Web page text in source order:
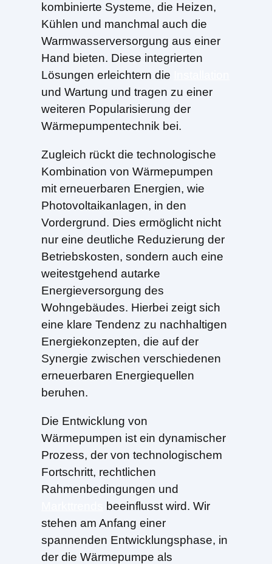
kombinierte Systeme, die Heizen,
Kühlen und manchmal auch die
Warmwasserversorgung aus einer
Hand bieten. Diese integrierten
Lösungen erleichtern die
und Wartung und tragen zu einer
weiteren Popularisierung der
Wärmepumpentechnik bei.
Zugleich rückt die technologische
Kombination von Wärmepumpen
mit erneuerbaren Energien, wie
Photovoltaikanlagen, in den
Vordergrund. Dies ermöglicht nicht
nur eine deutliche Reduzierung der
Betriebskosten, sondern auch eine
weitestgehend autarke
Energieversorgung des
Wohngebäudes. Hierbei zeigt sich
eine klare Tendenz zu nachhaltigen
Energiekonzepten, die auf der
Synergie zwischen verschiedenen
erneuerbaren Energiequellen
beruhen.
Die Entwicklung von
Wärmepumpen ist ein dynamischer
Prozess, der von technologischem
Fortschritt, rechtlichen
Rahmenbedingungen und
beeinflusst wird. Wir
stehen am Anfang einer
spannenden Entwicklungsphase, in
der die Wärmepumpe als